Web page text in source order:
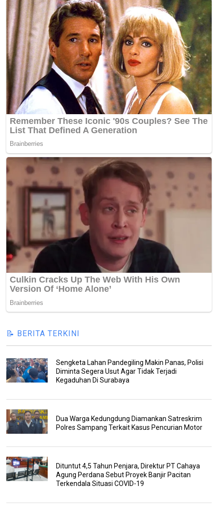
📝 BERITA TERKINI
Sengketa Lahan Pandegiling Makin Panas, Polisi
Diminta Segera Usut Agar Tidak Terjadi
Kegaduhan Di Surabaya
Dua Warga Kedungdung Diamankan Satreskrim
Polres Sampang Terkait Kasus Pencurian Motor
Dituntut 4,5 Tahun Penjara, Direktur PT Cahaya
Agung Perdana Sebut Proyek Banjir Pacitan
Terkendala Situasi COVID-19